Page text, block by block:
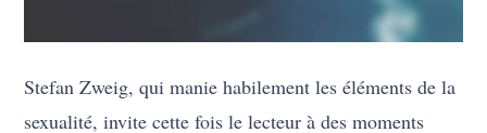
Stefan Zweig, qui manie habilement les éléments de la
sexualité, invite cette fois le lecteur à des moments